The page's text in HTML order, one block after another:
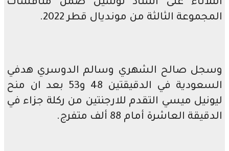
الثلاثاء على استاد لوسيل ضمن منافسات
المجموعة الثالثة من مونديال قطر 2022.
وسجل صالح الشهري وسالم الدوسري هدفي
السعودية في الدقيقتين 48 و53 بعد ان منح
ليونيل ميسي التقدم للارجنتين من ركلة جزاء في
الدقيقة العاشرة أمام 88 ألف متفرج.